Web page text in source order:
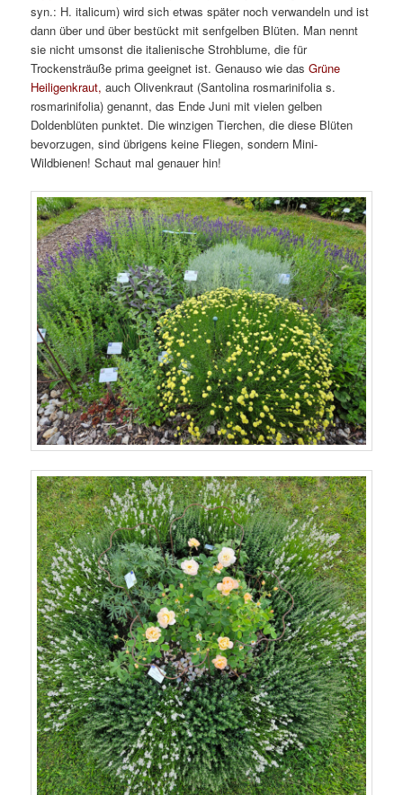
syn.: H. italicum) wird sich etwas später noch verwandeln und ist
dann über und über bestückt mit senfgelben Blüten. Man nennt
sie nicht umsonst die italienische Strohblume, die für
Trockensträuße prima geeignet ist. Genauso wie dasGrüne
Heiligenkraut, auch Olivenkraut (Santolina rosmarinifolia s.
rosmarinifolia) genannt, das Ende Juni mit vielen gelben
Doldenblüten punktet. Die winzigen Tierchen, die diese Blüten
bevorzugen, sind übrigens keine Fliegen, sondern Mini-
Wildbienen! Schaut mal genauer hin!